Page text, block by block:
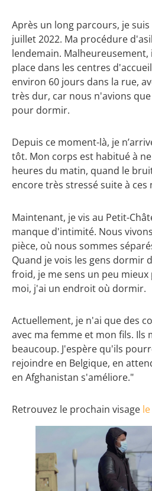
Après un long parcours, je
juillet 2022. Ma procédure
lendemain. Malheureusement,
place dans les centres
environ 60 jours dans la rue,
très dur, car nous n'avions
pour dormir.
Depuis ce moment-là, je
tôt. Mon corps est habitué à
heures du matin, quand le
encore très stressé suite à ces
Maintenant, je vis au Petit-
manque d'intimité. Nous
pièce, où nous sommes
Quand je vois les gens dormir
froid, je me sens un peu
moi, j'ai un endroit où dormir.
Actuellement, je n'ai que des
avec ma femme et mon fils. Ils
beaucoup. J'espère qu'ils
rejoindre en Belgique, en
en Afghanistan s'améliore."
Retrouvez le prochain visage